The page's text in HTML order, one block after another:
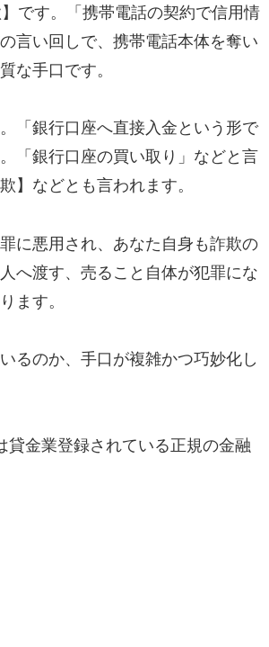
です。「携帯電話の契約で信用情
言い回しで、携帯電話本体を奪い
な手口です。
「銀行口座へ直接入金という形で
「銀行口座の買い取り」などと言
】などとも言われます。
に悪用され、あなた自身も詐欺の
へ渡す、売ること自体が犯罪にな
ます。
るのか、手口が複雑かつ巧妙化し
貸金業登録されている正規の金融